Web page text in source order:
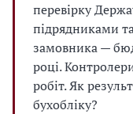
перевірку
підрядниками
замовника —
році.
робіт. Як
бухобліку?